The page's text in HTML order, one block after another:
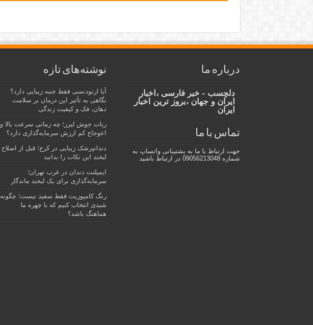
درباره ما
دلچسب - خبر فارسی ،اخبار
ایران و جهان ،بروز ترین اخبار
ایران
تماس با ما
جهت ارتباط با ما به پشتیبانی واتساپ به
شماره 09056213048 در ارتباط باشید
نوشته‌های تازه
آیا ارتودنسی فقط جنبه زیبایی دارد؟
نگاهی به تأثیر این درمان بر سلامت
دهان، فک و کیفیت زندگی
ربات جوش لیزر؛ چه زمانی سرعت بالا و
اعوجاج کم ارزش سرمایه‌گذاری دارد؟
دندانپزشک زیبایی در کرج؛ قبل از اصلاح
لبخند این نکات را بدانید
ایمپلنت دندان در غرب تهران؛
سرمایه‌گذاری برای یک لبخند ماندگار
رنگ کامپوزیت فقط سفید نیست؛ چگونه
شیدی انتخاب کنیم که با چهره ما
هماهنگ باشد؟